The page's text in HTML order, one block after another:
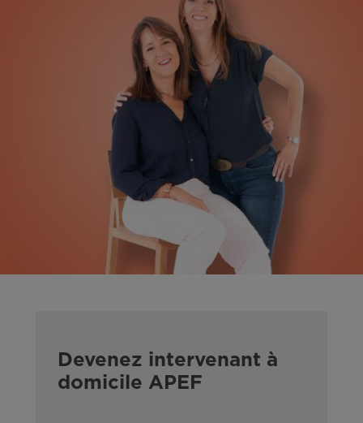
Devenez intervenant à
domicile APEF